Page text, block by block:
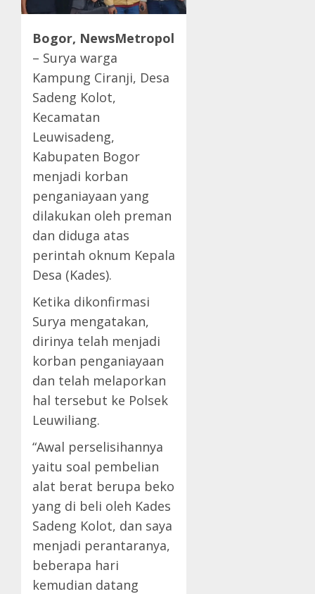
Bogor, NewsMetropol
– Surya warga
Kampung Ciranji, Desa
Sadeng Kolot,
Kecamatan
Leuwisadeng,
Kabupaten Bogor
menjadi korban
penganiayaan yang
dilakukan oleh preman
dan diduga atas
perintah oknum Kepala
Desa (Kades).
Ketika dikonfirmasi
Surya mengatakan,
dirinya telah menjadi
korban penganiayaan
dan telah melaporkan
hal tersebut ke Polsek
Leuwiliang.
“Awal perselisihannya
yaitu soal pembelian
alat berat berupa beko
yang di beli oleh Kades
Sadeng Kolot, dan saya
menjadi perantaranya,
beberapa hari
kemudian datang